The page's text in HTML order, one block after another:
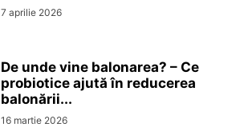
7 aprilie 2026
De unde vine balonarea? – Ce
probiotice ajută în reducerea
balonării...
16 martie 2026